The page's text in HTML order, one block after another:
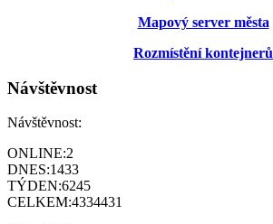
Mapový server města
Rozmístění kontejnerů
Návštěvnost
Návštěvnost:
ONLINE:2
DNES:1433
TÝDEN:6245
CELKEM:4334431